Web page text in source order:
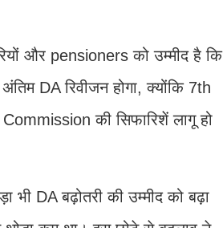
और pensioners को उम्मीद है कि
DA रिवीजन होगा, क्योंकि 7th
की सिफारिशें लागू हो
DA बढ़ोतरी की उम्मीद को बढ़ा